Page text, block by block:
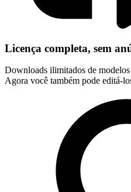
Licença completa, sem
Downloads ilimitados de
Agora você também pode editá-